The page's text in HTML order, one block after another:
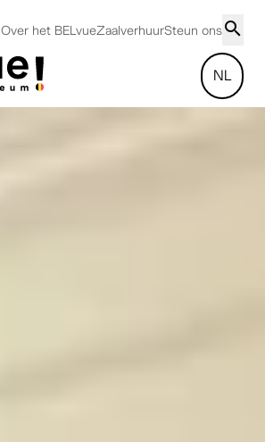
Over het BELvueZaalverhuurSteun ons
NL